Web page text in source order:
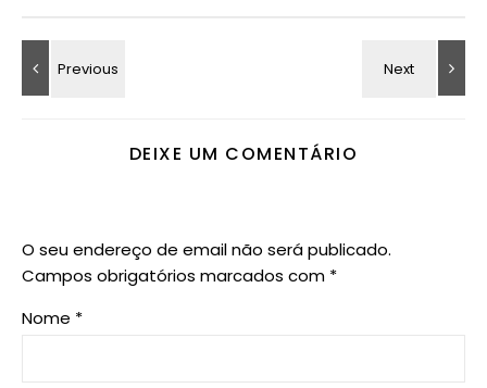
DEIXE UM COMENTÁRIO
O seu endereço de email não será publicado.
Campos obrigatórios marcados com *
Nome *